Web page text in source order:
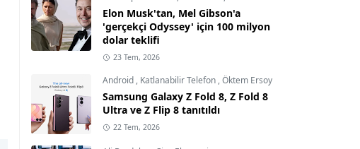
Elon Musk'tan, Mel Gibson'a
'gerçekçi Odyssey' için 100 milyon
dolar teklifi
23 Tem, 2026
Android , Katlanabilir Telefon ,Öktem Ersoy
Samsung Galaxy Z Fold 8, Z Fold 8
Ultra ve Z Flip 8 tanıtıldı
22 Tem, 2026